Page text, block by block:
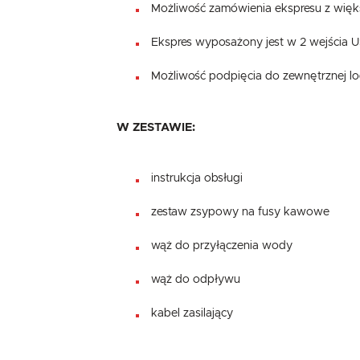
Możliwość zamówienia ekspresu z
Ekspres wyposażony jest w 2 wejścia
Możliwość podpięcia do zewnętrznej
W ZESTAWIE:
instrukcja obsługi
zestaw zsypowy na fusy kawowe
wąż do przyłączenia wody
wąż do odpływu
kabel zasilający